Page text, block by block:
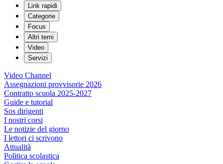
Link rapidi
Categorie
Focus
Altri temi
Video
Servizi
Video Channel
Assegnazioni provvisorie 2026
Contratto scuola 2025-2027
Guide e tutorial
Sos dirigenti
I nostri corsi
Le notizie del giorno
I lettori ci scrivono
Attualità
Politica scolastica